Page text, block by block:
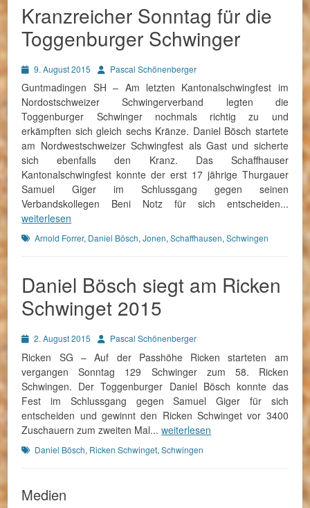
Kranzreicher Sonntag für die
Toggenburger Schwinger
Posted9. August 2015 AutorPascal Schönenberger
Guntmadingen SH – Am letzten Kantonalschwingfest im
Nordostschweizer Schwingerverband legten die
Toggenburger Schwinger nochmals richtig zu und
erkämpften sich gleich sechs Kränze. Daniel Bösch startete
am Nordwestschweizer Schwingfest als Gast und sicherte
sich ebenfalls den Kranz. Das Schaffhauser
Kantonalschwingfest konnte der erst 17 jährige Thurgauer
Samuel Giger im Schlussgang gegen seinen
Verbandskollegen Beni Notz für sich entscheiden...
weiterlesen
Schlagworte
Arnold Forrer, Daniel Bösch,Jonen,Schaffhausen,Schwingen
Daniel Bösch siegt am Ricken
Schwinget 2015
Posted2. August 2015 AutorPascal Schönenberger
Ricken SG – Auf der Passhöhe Ricken starteten am
vergangen Sonntag 129 Schwinger zum 58. Ricken
Schwingen. Der Toggenburger Daniel Bösch konnte das
Fest im Schlussgang gegen Samuel Giger für sich
entscheiden und gewinnt den Ricken Schwinget vor 3400
Zuschauern zum zweiten Mal...weiterlesen
Schlagworte
Daniel Bösch, Ricken Schwinget,Schwingen
Medien